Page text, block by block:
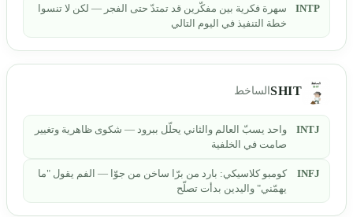
INTP
سهرة فكرية بين مفكّرين قد تمتدّ حتى الفجر — لكن لا تنسوا
خطة التنفيذ في اليوم التالي
SHIT الساخط
INTJ
واحد يسبّ العالم والثاني يحلّل ببرود — شكوى ظاهرية وتغيير
صامت في الخلفية
INFJ
كومبو كلاسيكي: بارد من برّا ساخن من جوّا — الفم يقول "ما
يهمّني" واليدين بدأت تصلّح